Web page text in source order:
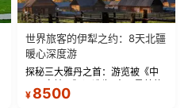
世界旅客的伊犁之约：8天北疆
暖心深度游
探秘三大雅丹之首：游览被《中
国国家地理》评选为“中国最美的
三大雅丹”第一名的克拉玛依魔鬼
¥ 8500